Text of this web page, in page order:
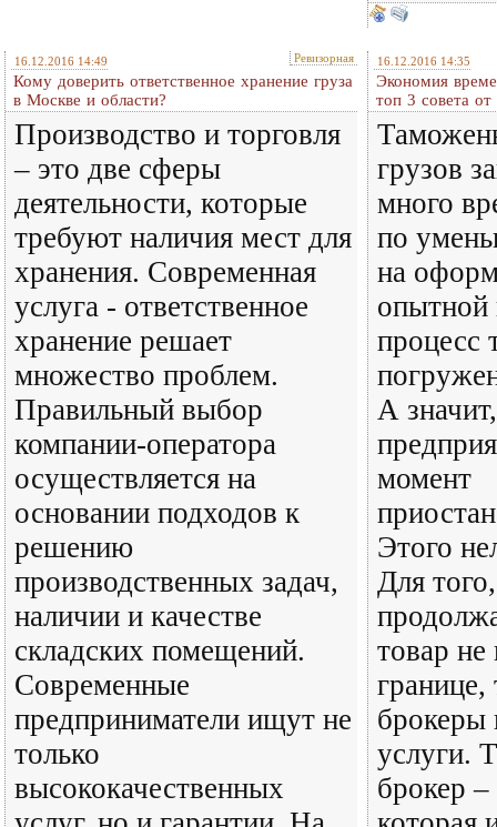
16.12.2016 14:49 Ревизорная
Кому доверить ответственное хранение груза
в Москве и области?
Производство и торговля
– это две сферы
деятельности, которые
требуют наличия мест для
хранения. Современная
услуга - ответственное
хранение решает
множество проблем.
Правильный выбор
компании-оператора
осуществляется на
основании подходов к
решению
производственных задач,
наличии и качестве
складских помещений.
Современные
предприниматели ищут не
только
высококачественных
16.12.2016 14:35
Экономия
топ 3 совета
грузов
много
по
на
опытной
процесс
А
момент
Этого
Для
товар не
брокеры
услуги.
брокер